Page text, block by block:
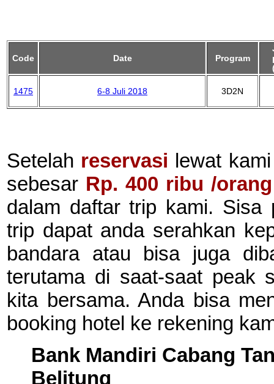
Code Date Program
1475 6-8 Juli 2018 3D2N
Setelah reservasi lewat
sebesar Rp. 400 ribu /orang
dalam daftar trip kami. Sisa
trip dapat anda serahkan
bandara atau bisa juga
terutama di saat-saat peak
kita bersama. Anda bisa
booking hotel ke rekening
Bank Mandiri Cabang
Belitung